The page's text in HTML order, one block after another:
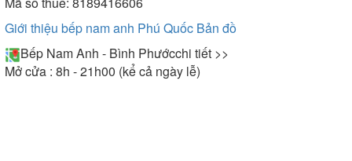
Giới thiệu bếp nam anh Phú Quốc Bản đồ
Bếp Nam Anh - Bình Phướcchi tiết >>
Mở cửa : 8h - 21h00 (kể cả ngày lễ)